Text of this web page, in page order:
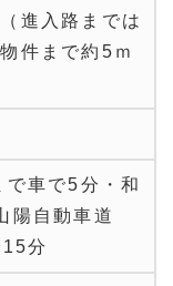
進入路までは
件まで約5ｍ
車で5分・和
陽自動車道
分